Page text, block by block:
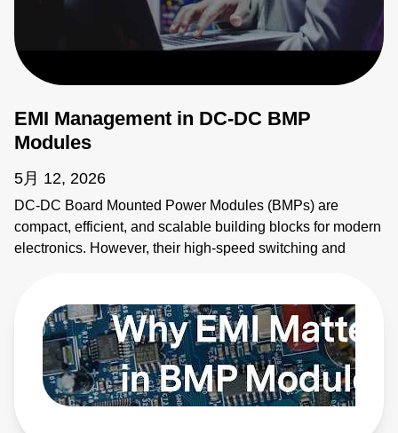
EMI Management in DC-DC BMP
Modules
5月 12, 2026
DC-DC Board Mounted Power Modules (BMPs) are
compact, efficient, and scalable building blocks for modern
electronics. However, their high-speed switching and
and how to apply EMI strategies. Learn more:
https://bit.ly/4bEyhiY